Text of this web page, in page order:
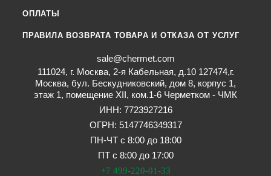
ОПЛАТЫ
ПРАВИЛА ВОЗВРАТА ТОВАРА И ОТКАЗА ОТ УСЛУГ
sale@chermet.com
111024, г. Москва, 2-я Кабельная, д.10 127474,г.
Москва, бул. Бескудниковский, дом 8, корпус 1,
этаж 1, помещение XII, ком.1-6 Черметком - ЧМК
ИНН: 7723927216
ОГРН: 5147746349317
ПН-ЧТ с 8:00 до 18:00
ПТ с 8:00 до 17:00
+7 499-220-01-33